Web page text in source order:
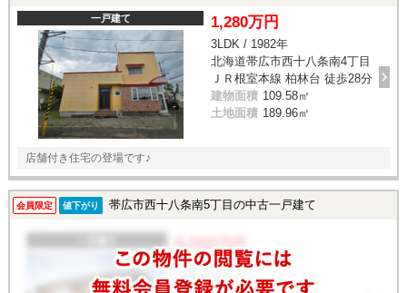
一戸建て 1,280万円
3LDK / 1982年
北海道帯広市西十八条南4丁目
ＪＲ根室本線 柏林台 徒歩28分
建物面積 109.58㎡
土地面積 189.96㎡
店舗付き住宅の登場です♪
会員限定 値下がり 帯広市西十八条南5丁目の中古一戸建て